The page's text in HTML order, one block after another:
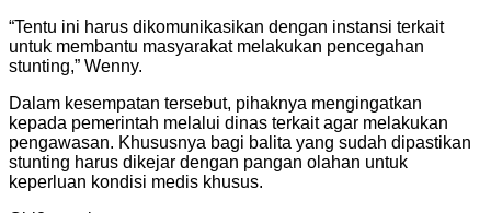
“Tentu ini harus dikomunikasikan dengan instansi terkait
untuk membantu masyarakat melakukan pencegahan
stunting,” Wenny.
Dalam kesempatan tersebut, pihaknya mengingatkan
kepada pemerintah melalui dinas terkait agar melakukan
pengawasan. Khususnya bagi balita yang sudah dipastikan
stunting harus dikejar dengan pangan olahan untuk
keperluan kondisi medis khusus.